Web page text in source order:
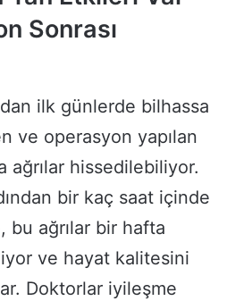
Sonrası
ilk günlerde bilhassa
ve operasyon yapılan
ağrılar hissedilebiliyor.
bir kaç saat içinde
bu ağrılar bir hafta
ve hayat kalitesini
Doktorlar iyileşme